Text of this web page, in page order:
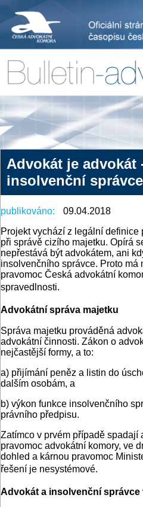
Advokát je advokát
insolvenční správce
publikováno:
09.04.2018
Projekt vychází z legální definice
při správě cizího majetku. Opírá
nepřestává být advokátem, ani
insolvenčního správce. Proto má
pravomoc Česká advokátní
spravedlnosti.
Advokátní správa majetku
Správa majetku prováděná
advokátní činnosti. Zákon o
nejčastější formy, a to:
a) přijímání peněz a listin do
dalším osobám, a
b) výkon funkce insolvenčního
právního předpisu.
Zatímco v prvém případě spadají
pravomoc advokátní komory, ve
dohled a kárnou pravomoc
řešení je nesystémové.
Advokát a insolvenční správce